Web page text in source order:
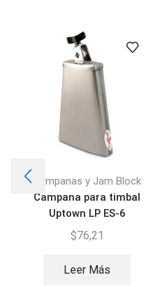
Campanas y Jam Block
Campana para timbal
Uptown LP ES-6
$76,21
Leer Más